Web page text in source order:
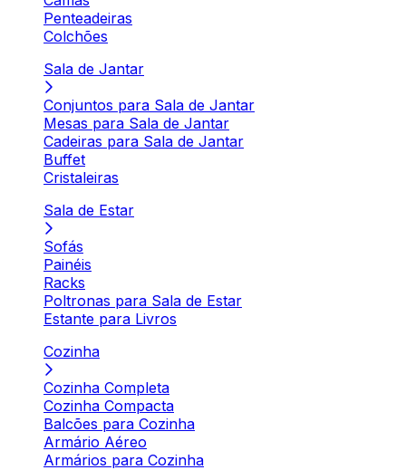
Penteadeiras
Colchões
Sala de Jantar
Conjuntos para Sala de Jantar
Mesas para Sala de Jantar
Cadeiras para Sala de Jantar
Buffet
Cristaleiras
Sala de Estar
Sofás
Painéis
Racks
Poltronas para Sala de Estar
Estante para Livros
Cozinha
Cozinha Completa
Cozinha Compacta
Balcões para Cozinha
Armário Aéreo
Armários para Cozinha